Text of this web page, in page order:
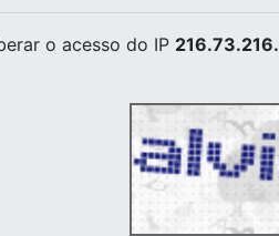
o acesso do IP